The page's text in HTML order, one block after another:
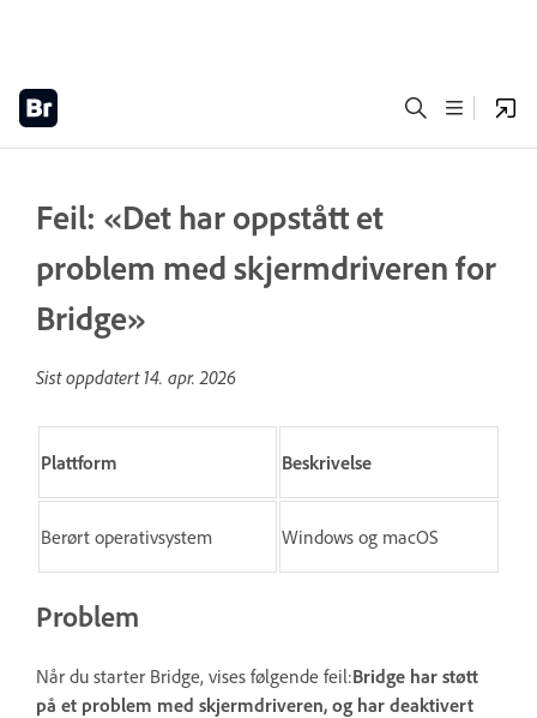
Feil: «Det har oppstått et
problem med skjermdriveren for
Bridge»
Sist oppdatert 14. apr. 2026
Plattform Beskrivelse
Berørt operativsystem Windows og macOS
Problem
Når du starter Bridge, vises følgende feil:Bridge har støtt
på et problem med skjermdriveren, og har deaktivert